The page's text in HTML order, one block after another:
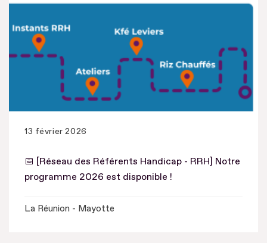
13 février 2026
📅 [Réseau des Référents Handicap - RRH] Notre
programme 2026 est disponible !
La Réunion - Mayotte